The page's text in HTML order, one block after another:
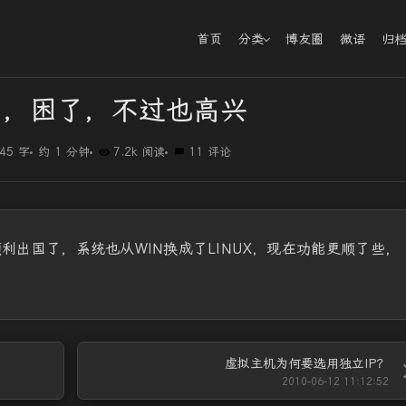
首页 分类 博友圈 微语 归档
困了，不过也高兴
字 约 1 分钟 7.2k 阅读 11 评论
出国了，系统也从WIN换成了LINUX，现在功能更顺了些，
虚拟主机为何要选用独立IP？
2010-06-12 11:12:52